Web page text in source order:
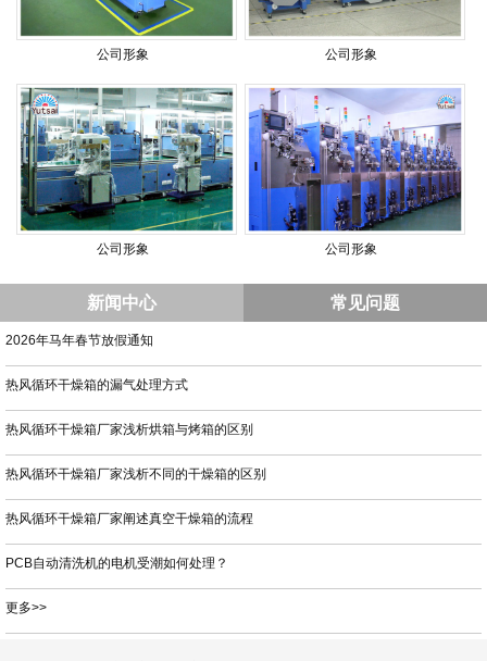
公司形象 公司形象
公司形象 公司形象
新闻中心 常见问题
2026年马年春节放假通知
热风循环干燥箱的漏气处理方式
热风循环干燥箱厂家浅析烘箱与烤箱的区别
热风循环干燥箱厂家浅析不同的干燥箱的区别
热风循环干燥箱厂家阐述真空干燥箱的流程
PCB自动清洗机的电机受潮如何处理？
更多>>